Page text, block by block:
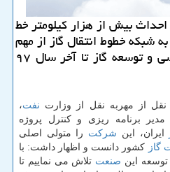
بیش از هزار كیلومتر خط
شبكه خطوط انتقال گاز از مهم
ترین اهداف شركت مهندسی و توسعه گاز تا آخر سال ۹۷
از مهربه نقل از وزارت نفت،
برنامه ریزی و كنترل پروژه
ایران، این شركت را متولی اصلی
گاز كشور دانست و اظهار داشت: با
این صنعت تلاش می نماییم تا